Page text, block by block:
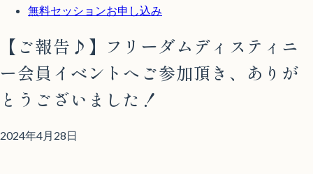
無料セッションお申し込み
【ご報告♪】フリーダムディスティニ
ー会員イベントへご参加頂き、ありが
とうございました！
2024年4月28日